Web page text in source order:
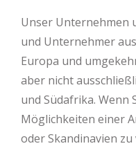
Unser Unternehmen
und Unternehmer
Europa und
aber nicht
und Südafrika. Wenn
Möglichkeiten einer
oder Skandinavien